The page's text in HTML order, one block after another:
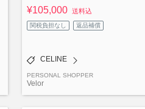
¥105,000 送料込
関税負担なし 返品補償
CELINE
PERSONAL SHOPPER
Velor